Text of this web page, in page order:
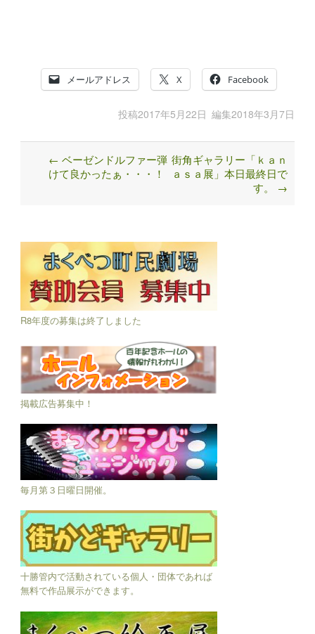
メールアドレス X Facebook
投稿2017年5月22日 編集2018年3月7日
Post
navigation
← ベーゼンドルファー弾
けて良かったぁ・・・！
街角ギャラリー「ｋａｎ
ａｓａ展」本日最終日で
す。
→
R8年度の募集は終了しました
掲載広告募集中！
毎月第３日曜日開催。
十勝管内で活動されている個人・団体であれば
無料で作品展示ができます。